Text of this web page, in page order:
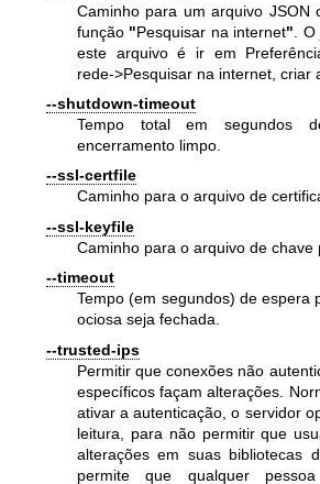
Caminho para um arquivo JSON
função "Pesquisar na internet" .
este arquivo é ir em
rede->Pesquisar na internet, criar
--shutdown-timeout
Tempo total em segundos
encerramento limpo.
--ssl-certfile
Caminho para o arquivo de
--ssl-keyfile
Caminho para o arquivo de chave
--timeout
Tempo (em segundos) de espera
ociosa seja fechada.
--trusted-ips
Permitir que conexões não
específicos façam alterações.
ativar a autenticação, o servidor
leitura, para não permitir que
alterações em suas bibliotecas
permite que qualquer